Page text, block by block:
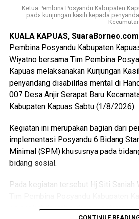
bernegara.
$Paskibraka merupakan wadah
generasi muda yang berlandaskan
cinta tanah air disiplin tanggung jawab
semangat gotong royong,” ujarnya.
Kepala Badan Kesbangpol Kabupaten
menyampaikan kegiatan tersebut
Keputusan Kepala Badan Pembinaan
(BPIP) Nomor 50 Tahun 2024 tentang
Pengangkatan Pertama Kali
Paskibraka Indonesia Tingkat Provinsi
Kabupaten/Kota.
“Kegiatan ini juga mengacu pada
calon Paskibraka terpilih wajib
Ketua Pembina Posyandu Kabupaten
pada kunjungan kasih kepada
KUALA KAPUAS, SuaraBorneo.com
Pembina Posyandu Kabupaten
Wiyatno bersama Tim Pembina
Kapuas melaksanakan Kunjungan
penyandang disabilitas mental di
007 Desa Anjir Serapat Baru
Kabupaten Kapuas Sabtu (1/8/2026).
Kegiatan ini merupakan bagian dari
implementasi Posyandu 6 Bidang
Minimal (SPM) khususnya pada
bidang sosial.
Pada kegiatan tersebut Hj Siti Saniah
perangkat daerah terkait di antaranya
CONTINUE READING